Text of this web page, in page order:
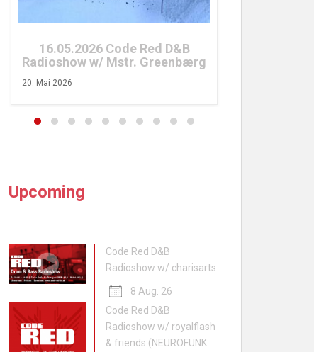
16.05.2026 Code Red D&B
Radioshow w/ Mstr. Greenbærg
20. Mai 2026
Upcoming
Code Red D&B
Radioshow w/ charisarts
8 Aug. 26
Code Red D&B
Radioshow w/ royalflash
& friends (NEUROFUNK